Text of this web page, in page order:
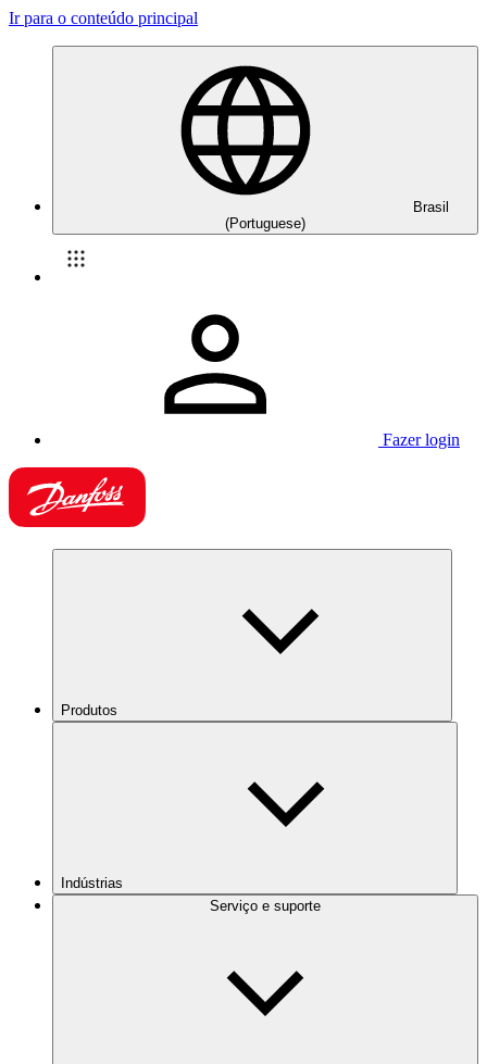
Ir para o conteúdo principal
Brasil
(Portuguese)
Fazer login
Produtos
Indústrias
Serviço e suporte